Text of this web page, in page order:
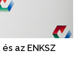
az ENKSZ